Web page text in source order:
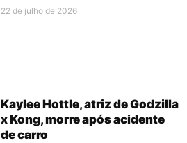
22 de julho de 2026
Kaylee Hottle, atriz de Godzilla
x Kong, morre após acidente
de carro